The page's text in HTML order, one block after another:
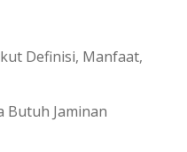
Definisi, Manfaat,
Butuh Jaminan